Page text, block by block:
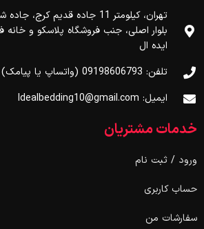
تهران، کیلومتر 11 جاده قدیم
بلوار اصلی، جنب فروشگاه پلاسکو و خانه
ایده ال
تلفن: 09198606793 (واتساپ یا پیامک)
ایمیل: Idealbedding10@gmail.com
خدمات مشتریان
ورود / ثبت نام
حساب کاربری
سفارشات من